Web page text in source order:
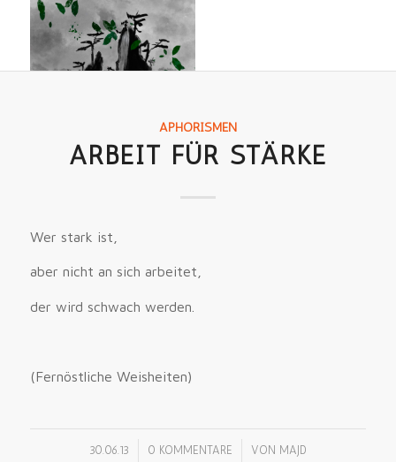
APHORISMEN
ARBEIT FÜR STÄRKE
Wer stark ist,
aber nicht an sich arbeitet,
der wird schwach werden.
(Fernöstliche Weisheiten)
30.06.13 0 KOMMENTARE
/ VON MAJD